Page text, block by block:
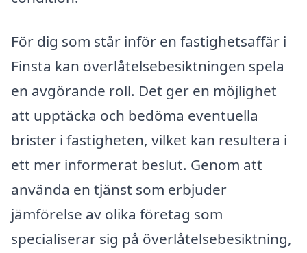
För dig som står inför en fastighetsaffär i
Finsta kan överlåtelsebesiktningen spela
en avgörande roll. Det ger en möjlighet
att upptäcka och bedöma eventuella
brister i fastigheten, vilket kan resultera i
ett mer informerat beslut. Genom att
använda en tjänst som erbjuder
jämförelse av olika företag som
specialiserar sig på överlåtelsebesiktning,